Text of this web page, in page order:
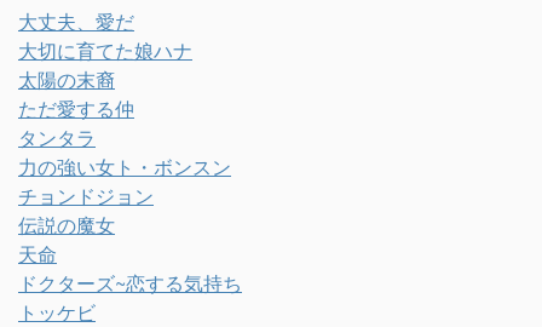
大丈夫、愛だ
大切に育てた娘ハナ
太陽の末裔
ただ愛する仲
タンタラ
力の強い女ト・ボンスン
チョンドジョン
伝説の魔女
天命
ドクターズ~恋する気持ち
トッケビ